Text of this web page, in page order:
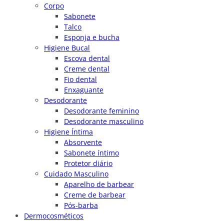
Corpo
Sabonete
Talco
Esponja e bucha
Higiene Bucal
Escova dental
Creme dental
Fio dental
Enxaguante
Desodorante
Desodorante feminino
Desodorante masculino
Higiene Íntima
Absorvente
Sabonete íntimo
Protetor diário
Cuidado Masculino
Aparelho de barbear
Creme de barbear
Pós-barba
Dermocosméticos